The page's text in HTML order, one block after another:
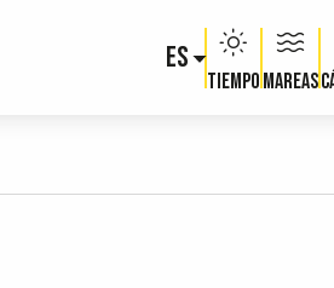
ES
TiempoMareas